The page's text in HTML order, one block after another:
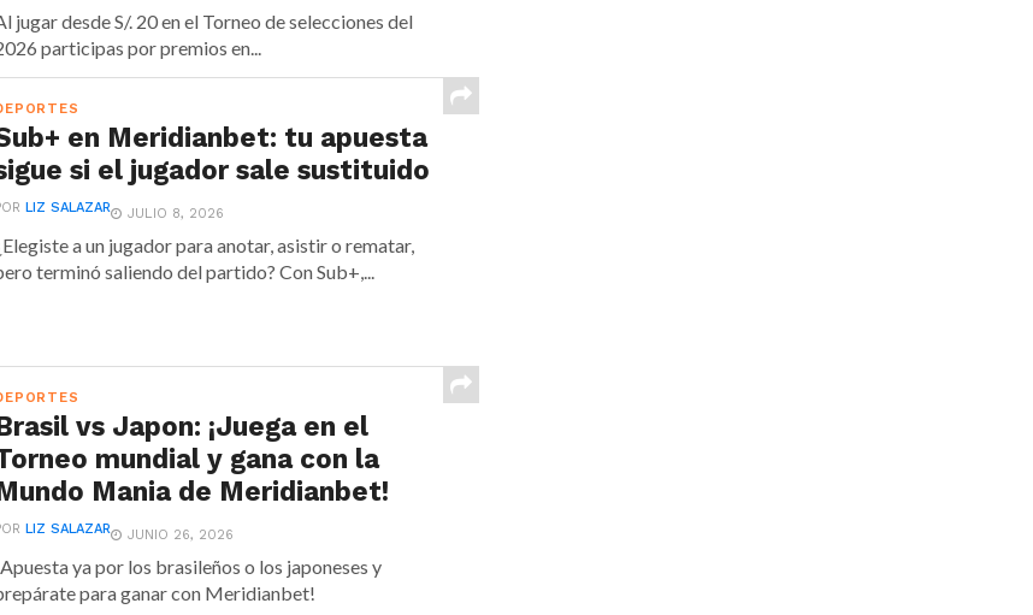
jugar desde S/. 20 en el Torneo de selecciones del
participas por premios en...
en Meridianbet: tu apuesta
si el jugador sale sustituido
LIZ SALAZAR JULIO 8, 2026
a un jugador para anotar, asistir o rematar,
terminó saliendo del partido? Con Sub+,...
vs Japon: ¡Juega en el
mundial y gana con la
Mania de Meridianbet!
LIZ SALAZAR JUNIO 26, 2026
ya por los brasileños o los japoneses y
para ganar con Meridianbet!